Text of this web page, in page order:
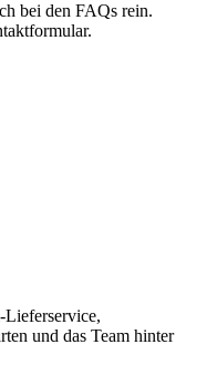
bei den FAQs rein.
Lieferservice,
und das Team hinter